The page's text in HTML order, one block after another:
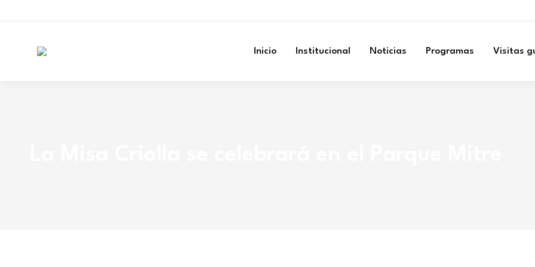
Inicio Institucional Noticias Programas Visitas